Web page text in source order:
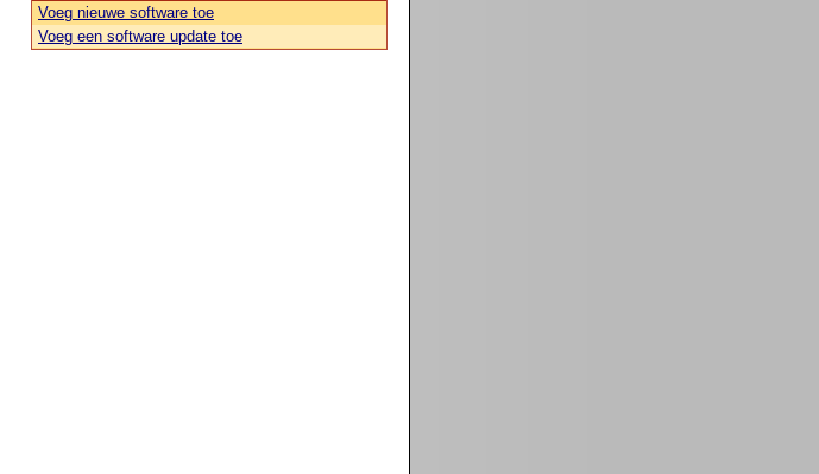
Voeg nieuwe software toe
Voeg een software update toe